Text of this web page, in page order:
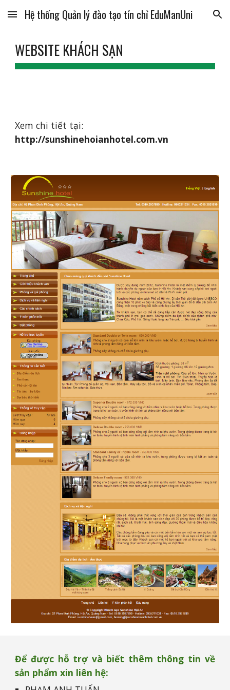
Skip to main content Skip to navigation
Hệ thống Quản lý đào tạo tín chỉ EduManUni
WEBSITE KHÁCH SẠN
Xem chi tiết tại:
http://sunshinehoianhotel.com.vn
Để được hỗ trợ và biết thêm thông tin về
sản phẩm xin liên hệ: